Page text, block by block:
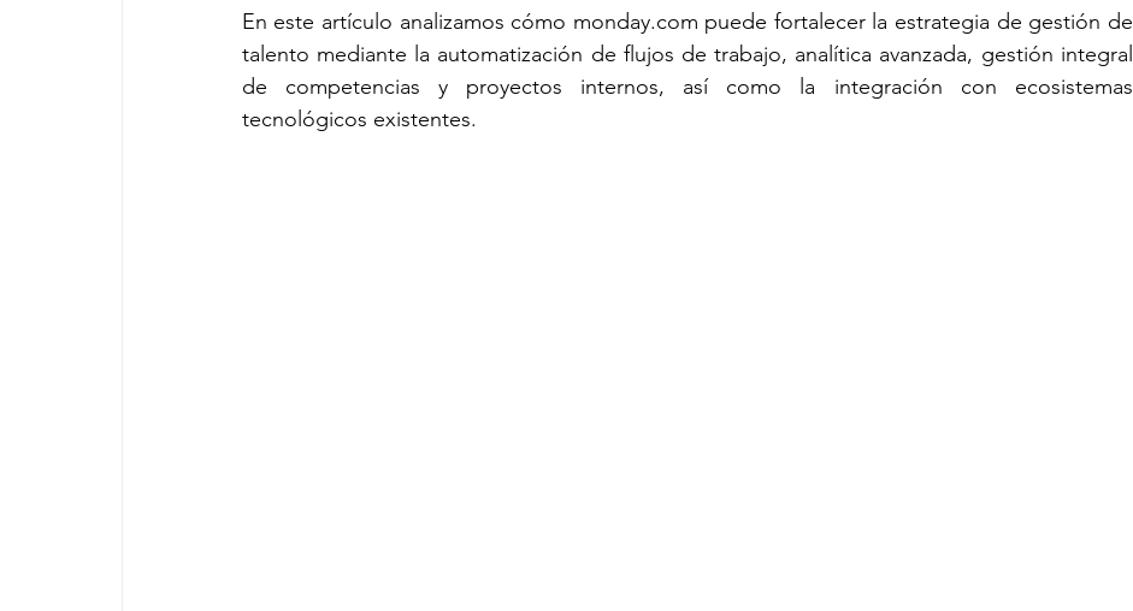
En este artículo analizamos cómo monday.com puede fortalecer la estrategia de gestión de
talento mediante la automatización de flujos de trabajo, analítica avanzada, gestión integral
de competencias y proyectos internos, así como la integración con ecosistemas
tecnológicos existentes.